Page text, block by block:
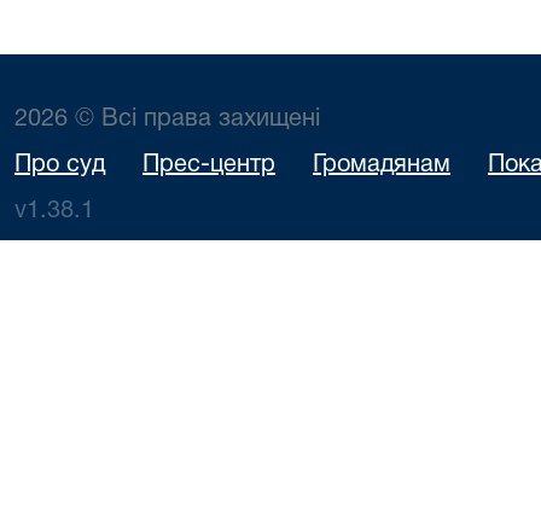
2026 © Всі права захищені
Про суд Прес-центр Громадянам
v1.38.1